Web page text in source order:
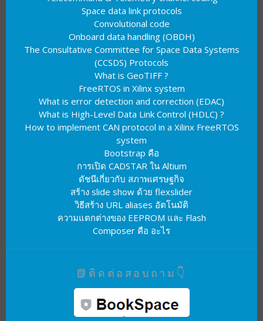
Space data link protocols
Convolutional code
Onboard data handling (OBDH)
The Consultative Committee for Space Data Systems
(CCSDS) Protocols
What is GeoTIFF ?
FreeRTOS in Xilinx system
What is error detection and correction (EDAC)
What is High-Level Data Link Control (HDLC) ?
How to implement CAN protocol in a Xilinx FreeRTOS
system
Bootstrap คือ
การเปิด CADSTAR ใน Altium
ดัชนีเกี่ยวกับ สภาพเศรษฐกิจ
สร้าง slide show ด้วย flexslider
วิธีสร้าง URL aliases อัตโนมัติ
ความแตกต่างของ EEPROM และ Flash
Composer คือ อะไร
📗ติดต่อสอบถาม👇